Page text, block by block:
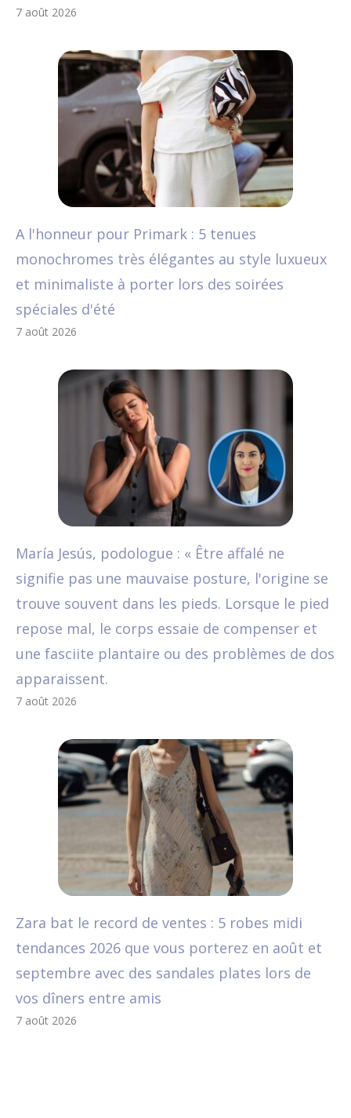
7 août 2026
A l'honneur pour Primark : 5 tenues
monochromes très élégantes au style luxueux
et minimaliste à porter lors des soirées
spéciales d'été
7 août 2026
María Jesús, podologue : « Être affalé ne
signifie pas une mauvaise posture, l'origine se
trouve souvent dans les pieds. Lorsque le pied
repose mal, le corps essaie de compenser et
une fasciite plantaire ou des problèmes de dos
apparaissent.
7 août 2026
Zara bat le record de ventes : 5 robes midi
tendances 2026 que vous porterez en août et
septembre avec des sandales plates lors de
vos dîners entre amis
7 août 2026